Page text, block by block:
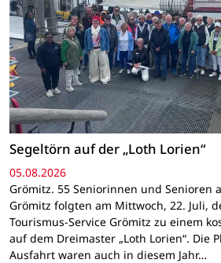
Segeltörn auf der „Loth Lorien“
05.08.2026
Grömitz. 55 Seniorinnen und Senioren
Grömitz folgten am Mittwoch, 22. Juli,
Tourismus-Service Grömitz zu einem
auf dem Dreimaster „Loth Lorien“. Die
Ausfahrt waren auch in diesem Jahr…